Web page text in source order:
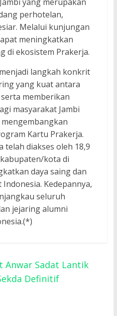
Jambi yang merupakan
perhotelan,
Melalui kunjungan
meningkatkan
di ekosistem Prakerja.
langkah konkrit
yang kuat antara
memberikan
masyarakat Jambi
Kartu Prakerja.
telah diakses oleh 18,9
kota di
daya saing dan
Kedepannya,
seluruh
jejaring alumni
Anwar Sadat Lantik
Definitif